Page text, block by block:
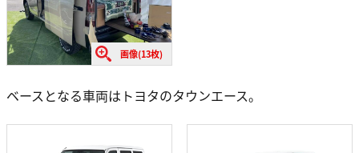
画像(13枚)
ベースとなる車両はトヨタのタウンエース。